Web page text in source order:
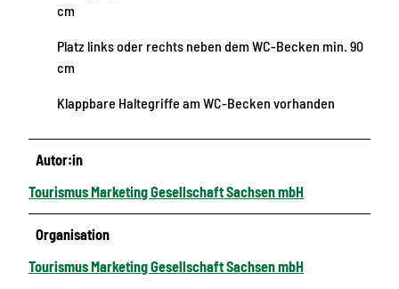
cm
Platz links oder rechts neben dem WC-Becken min. 90
cm
Klappbare Haltegriffe am WC-Becken vorhanden
Autor:in
Tourismus Marketing Gesellschaft Sachsen mbH
Organisation
Tourismus Marketing Gesellschaft Sachsen mbH